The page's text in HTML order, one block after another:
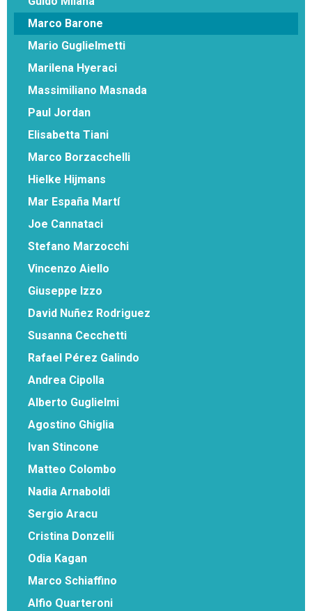
Marco Barone
Mario Guglielmetti
Marilena Hyeraci
Massimiliano Masnada
Paul Jordan
Elisabetta Tiani
Marco Borzacchelli
Hielke Hijmans
Mar España Martí
Joe Cannataci
Stefano Marzocchi
Vincenzo Aiello
Giuseppe Izzo
David Nuñez Rodriguez
Susanna Cecchetti
Rafael Pérez Galindo
Andrea Cipolla
Alberto Guglielmi
Agostino Ghiglia
Ivan Stincone
Matteo Colombo
Nadia Arnaboldi
Sergio Aracu
Cristina Donzelli
Odia Kagan
Marco Schiaffino
Alfio Quarteroni